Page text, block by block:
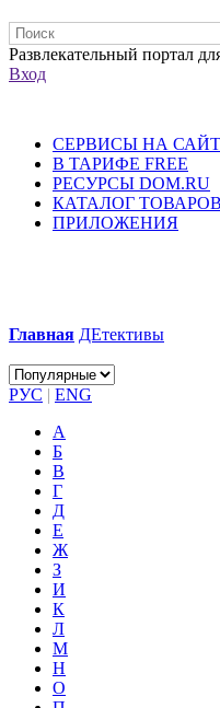
Развлекательный портал
Вход
СЕРВИСЫ НА
В ТАРИФЕ FREE
РЕСУРСЫ DOM.RU
КАТАЛОГ ТОВАРОВ
ПРИЛОЖЕНИЯ
Главная ДЕтективы
РУС | ENG
А
Б
В
Г
Д
Е
Ж
З
И
К
Л
М
Н
О